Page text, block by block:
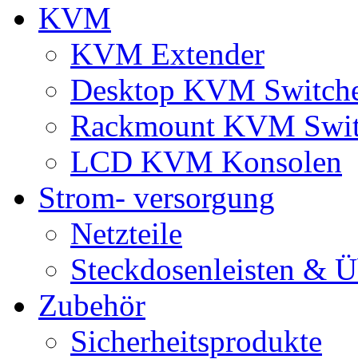
KVM
KVM Extender
Desktop KVM
Rackmount KVM
LCD KVM Konsolen
Strom- versorgung
Netzteile
Steckdosenleisten &
Zubehör
Sicherheitsprodukte